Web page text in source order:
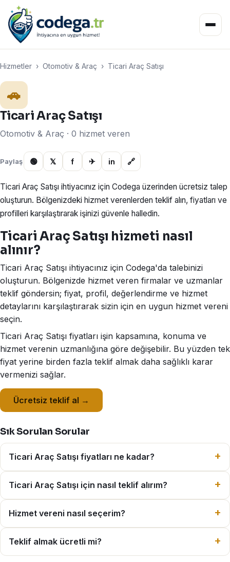
Hizmetler › Otomotiv & Araç › Ticari Araç Satışı
🚗
Ticari Araç Satışı
Otomotiv & Araç · 0 hizmet veren
Paylaş 🟢 𝕏 f ✈ in 🔗
Ticari Araç Satışı ihtiyacınız için Codega üzerinden ücretsiz talep
oluşturun. Bölgenizdeki hizmet verenlerden teklif alın, fiyatları ve
profilleri karşılaştırarak işinizi güvenle halledin.
Ticari Araç Satışı hizmeti nasıl
alınır?
Ticari Araç Satışı ihtiyacınız için Codega'da talebinizi
oluşturun. Bölgenizde hizmet veren firmalar ve uzmanlar
teklif göndersin; fiyat, profil, değerlendirme ve hizmet
detaylarını karşılaştırarak sizin için en uygun hizmet vereni
seçin.
Ticari Araç Satışı fiyatları işin kapsamına, konuma ve
hizmet verenin uzmanlığına göre değişebilir. Bu yüzden tek
fiyat yerine birden fazla teklif almak daha sağlıklı karar
vermenizi sağlar.
Ücretsiz teklif al →
Sık Sorulan Sorular
Ticari Araç Satışı fiyatları ne kadar?
Ticari Araç Satışı için nasıl teklif alırım?
Hizmet vereni nasıl seçerim?
Teklif almak ücretli mi?